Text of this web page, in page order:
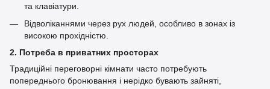
та клавіатури.
Відволіканнями через рух людей, особливо в зонах із
високою прохідністю.
2. Потреба в приватних просторах
Традиційні переговорні кімнати часто потребують
попереднього бронювання і нерідко бувають зайняті,